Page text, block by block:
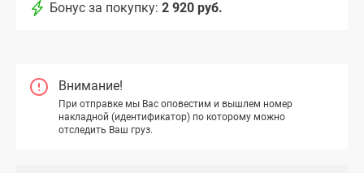
Бонус за покупку: 2 920 руб.
Внимание!
При отправке мы Вас оповестим и вышлем номер
накладной (идентификатор) по которому можно
отследить Ваш груз.